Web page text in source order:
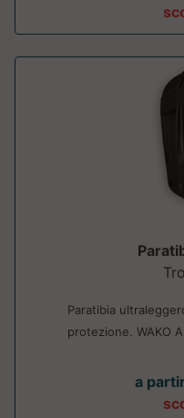
Paratibia
protezione. WAKO
a